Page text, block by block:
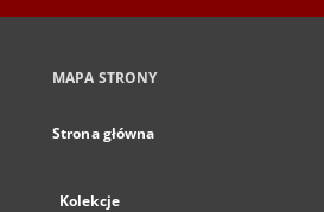
MAPA STRONY
Strona główna
Kolekcje